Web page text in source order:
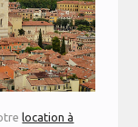
location à